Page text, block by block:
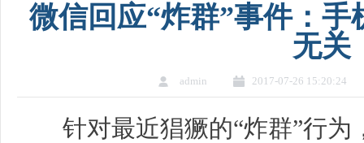
微信回应“炸群”事件：
无关
admin 2017-07-26 15:20:24
针对最近猖獗的“炸群”行为